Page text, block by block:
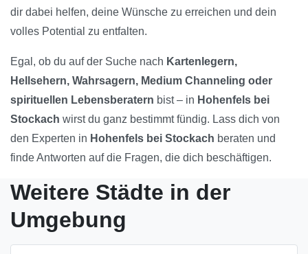
dir dabei helfen, deine Wünsche zu erreichen und dein
volles Potential zu entfalten.
Egal, ob du auf der Suche nach Kartenlegern,
Hellsehern, Wahrsagern, Medium Channeling oder
spirituellen Lebensberatern bist – in Hohenfels bei
Stockach wirst du ganz bestimmt fündig. Lass dich von
den Experten in Hohenfels bei Stockach beraten und
finde Antworten auf die Fragen, die dich beschäftigen.
Weitere Städte in der
Umgebung